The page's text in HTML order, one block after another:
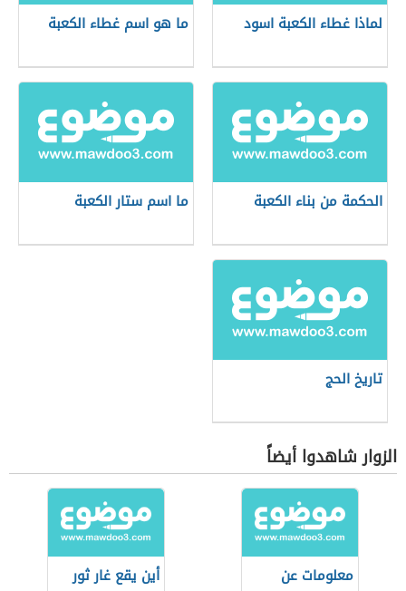
لماذا غطاء الكعبة اسود ما هو اسم غطاء الكعبة
الحكمة من بناء الكعبة ما اسم ستار الكعبة
تاريخ الحج
الزوار شاهدوا أيضاً
معلومات عن
أين يقع غار ثور